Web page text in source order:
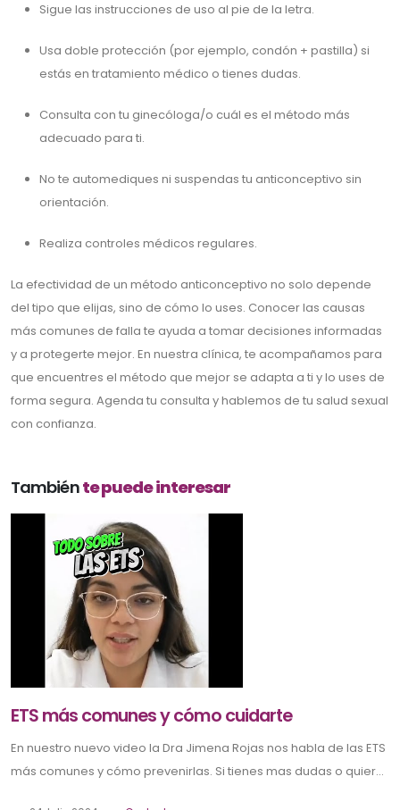
Sigue las instrucciones de uso al pie de la letra.
Usa doble protección (por ejemplo, condón + pastilla) si
estás en tratamiento médico o tienes dudas.
Consulta con tu ginecóloga/o cuál es el método más
adecuado para ti.
No te automediques ni suspendas tu anticonceptivo sin
orientación.
Realiza controles médicos regulares.
La efectividad de un método anticonceptivo no solo depende
del tipo que elijas, sino de cómo lo uses. Conocer las causas
más comunes de falla te ayuda a tomar decisiones informadas
y a protegerte mejor. En nuestra clínica, te acompañamos para
que encuentres el método que mejor se adapta a ti y lo uses de
forma segura. Agenda tu consulta y hablemos de tu salud sexual
con confianza.
Tambiénte puede interesar
ETS más comunes y cómo cuidarte
En nuestro nuevo video la Dra Jimena Rojas nos habla de las ETS
más comunes y cómo prevenirlas. Si tienes mas dudas o quier...